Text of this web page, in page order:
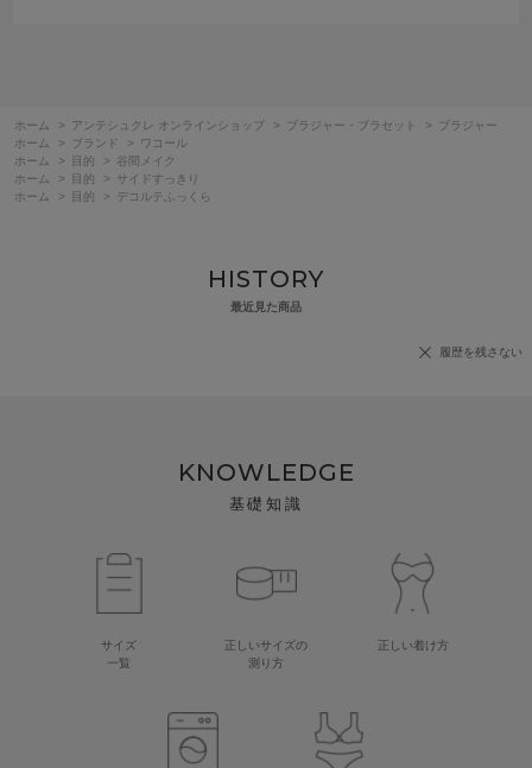
ホーム > アンテシュクレ オンラインショップ > ブラジャー・ブラセット >
ブラジャー
ホーム
> ブランド >
ワコール
ホーム
> 目的 >
谷間メイク
ホーム
> 目的 >
サイドすっきり
ホーム
> 目的 > デコルテふっくら
HISTORY
最近見た商品
履歴を残さない
KNOWLEDGE
基礎知識
サイズ
一覧
正しいサイズの
測り方
正しい着け方